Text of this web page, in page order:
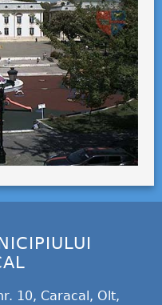
10, Caracal, Olt,